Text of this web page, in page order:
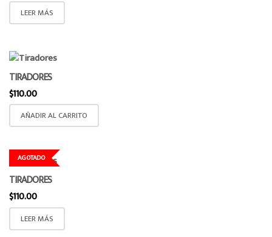
LEER MÁS
TIRADORES
$110.00
AÑADIR AL CARRITO
AGOTADO
TIRADORES
$110.00
LEER MÁS